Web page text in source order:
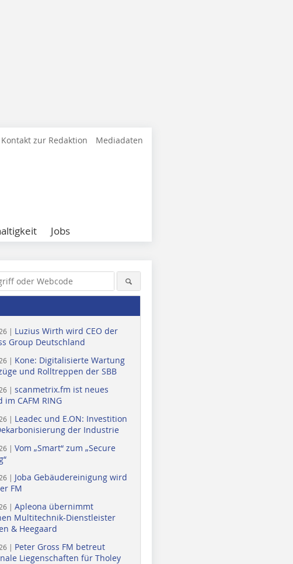
Kontakt zur Redaktion Mediadaten
Jobs
| Luzius Wirth wird CEO der
Group Deutschland
| Kone: Digitalisierte Wartung
und Rolltreppen der SBB
| scanmetrix.fm ist neues
im CAFM RING
| Leadec und E.ON: Investition
der Industrie
| Vom „Smart“ zum „Secure
| Joba Gebäudereinigung wird
FM
| Apleona übernimmt
Multitechnik-Dienstleister
& Heegaard
| Peter Gross FM betreut
Liegenschaften für Tholey